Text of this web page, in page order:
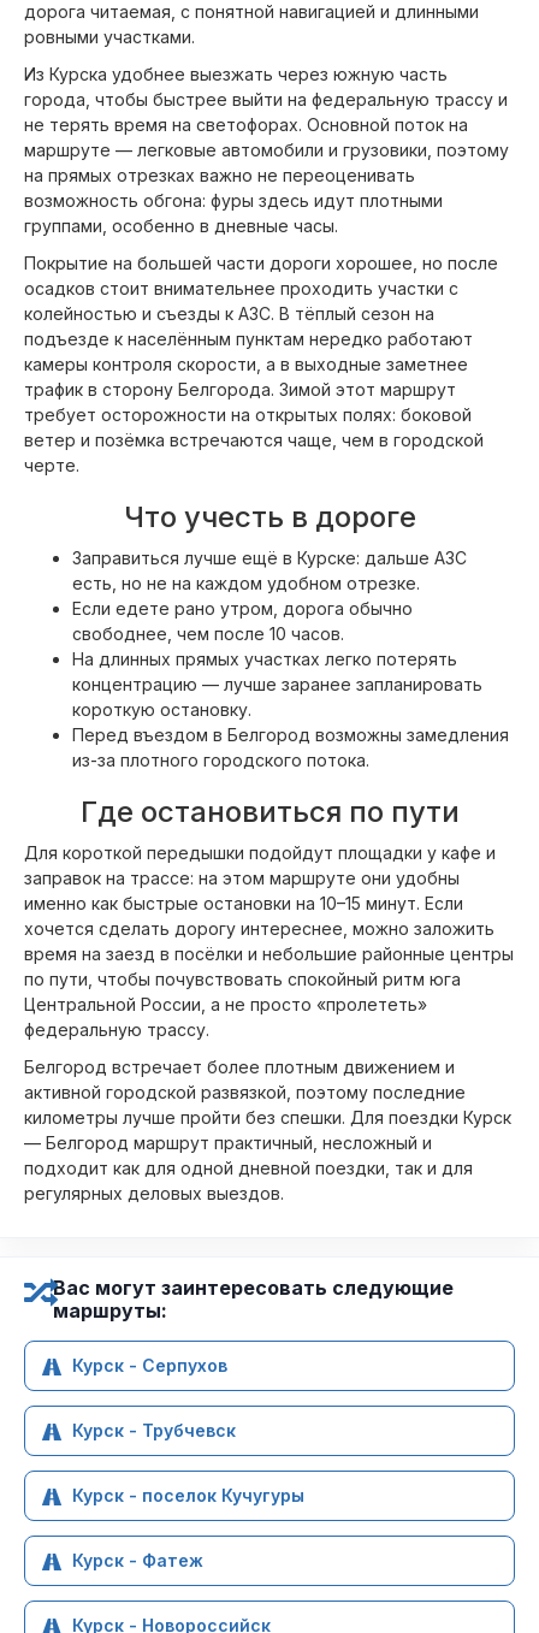
дорога читаемая, с понятной навигацией и длинными
ровными участками.
Из Курска удобнее выезжать через южную часть
города, чтобы быстрее выйти на федеральную трассу и
не терять время на светофорах. Основной поток на
маршруте — легковые автомобили и грузовики, поэтому
на прямых отрезках важно не переоценивать
возможность обгона: фуры здесь идут плотными
группами, особенно в дневные часы.
Покрытие на большей части дороги хорошее, но после
осадков стоит внимательнее проходить участки с
колейностью и съезды к АЗС. В тёплый сезон на
подъезде к населённым пунктам нередко работают
камеры контроля скорости, а в выходные заметнее
трафик в сторону Белгорода. Зимой этот маршрут
требует осторожности на открытых полях: боковой
ветер и позёмка встречаются чаще, чем в городской
черте.
Что учесть в дороге
Заправиться лучше ещё в Курске: дальше АЗС
есть, но не на каждом удобном отрезке.
Если едете рано утром, дорога обычно
свободнее, чем после 10 часов.
На длинных прямых участках легко потерять
концентрацию — лучше заранее запланировать
короткую остановку.
Перед въездом в Белгород возможны замедления
из-за плотного городского потока.
Где остановиться по пути
Для короткой передышки подойдут площадки у кафе и
заправок на трассе: на этом маршруте они удобны
именно как быстрые остановки на 10–15 минут. Если
хочется сделать дорогу интереснее, можно заложить
время на заезд в посёлки и небольшие районные центры
по пути, чтобы почувствовать спокойный ритм юга
Центральной России, а не просто «пролететь»
федеральную трассу.
Белгород встречает более плотным движением и
активной городской развязкой, поэтому последние
километры лучше пройти без спешки. Для поездки Курск
— Белгород маршрут практичный, несложный и
подходит как для одной дневной поездки, так и для
регулярных деловых выездов.
Вас могут заинтересовать следующие
маршруты:
Курск - Серпухов
Курск - Трубчевск
Курск - поселок Кучугуры
Курск - Фатеж
Курск - Новороссийск